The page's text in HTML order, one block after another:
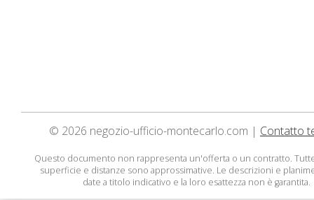
© 2026 negozio-ufficio-montecarlo.com | Contatto
Questo documento non rappresenta un'offerta o un contratto.
superficie e distanze sono approssimative. Le descrizioni e
date a titolo indicativo e la loro esattezza non è garantita.